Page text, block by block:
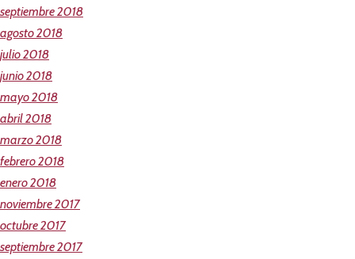
septiembre 2018
agosto 2018
julio 2018
junio 2018
mayo 2018
abril 2018
marzo 2018
febrero 2018
enero 2018
noviembre 2017
octubre 2017
septiembre 2017